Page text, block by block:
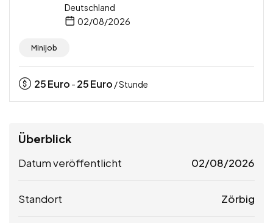
Deutschland
02/08/2026
Minijob
25Euro - 25Euro / Stunde
Überblick
Datum veröffentlicht 02/08/2026
Standort Zörbig